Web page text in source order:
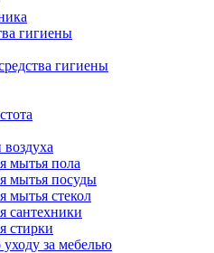
гигиены
гигиены
мытья пола
мытья посуды
мытья стекол
сантехники
стирки
за мебелью